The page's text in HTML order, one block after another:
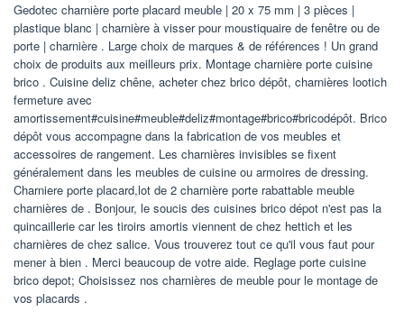
Gedotec charnière porte placard meuble | 20 x 75 mm | 3 pièces |
plastique blanc | charnière à visser pour moustiquaire de fenêtre ou de
porte | charnière . Large choix de marques & de références ! Un grand
choix de produits aux meilleurs prix. Montage charnière porte cuisine
brico . Cuisine deliz chêne, acheter chez brico dépôt, charnières lootich
fermeture avec
amortissement#cuisine#meuble#deliz#montage#brico#bricodépôt. Brico
dépôt vous accompagne dans la fabrication de vos meubles et
accessoires de rangement. Les charnières invisibles se fixent
généralement dans les meubles de cuisine ou armoires de dressing.
Charniere porte placard,lot de 2 charnière porte rabattable meuble
charnières de . Bonjour, le soucis des cuisines brico dépot n'est pas la
quincaillerie car les tiroirs amortis viennent de chez hettich et les
charnières de chez salice. Vous trouverez tout ce qu'il vous faut pour
mener à bien . Merci beaucoup de votre aide. Reglage porte cuisine
brico depot; Choisissez nos charnières de meuble pour le montage de
vos placards .